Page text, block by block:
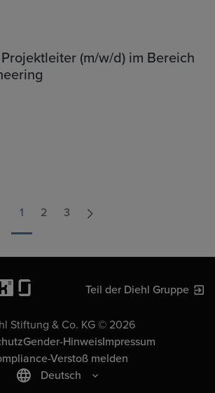
(m/w/d) im Bereich
1 2 3
Teil der Diehl Gruppe
Stiftung & Co. KG © 2026
Gender-HinweisImpressum
Verstoß melden
Deutsch